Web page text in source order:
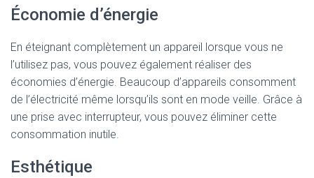
Économie d’énergie
En éteignant complètement un appareil lorsque vous ne
l’utilisez pas, vous pouvez également réaliser des
économies d’énergie. Beaucoup d’appareils consomment
de l’électricité même lorsqu’ils sont en mode veille. Grâce à
une prise avec interrupteur, vous pouvez éliminer cette
consommation inutile.
Esthétique